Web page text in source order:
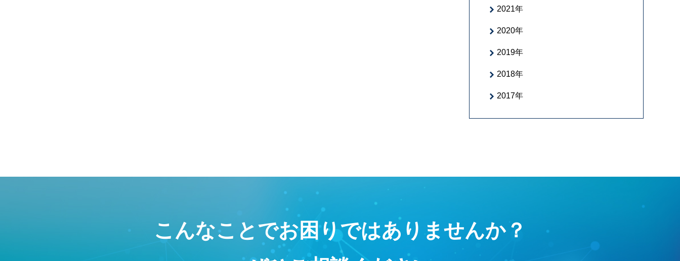
2021年
2020年
2019年
2018年
2017年
こんなことでお困りではありませんか？